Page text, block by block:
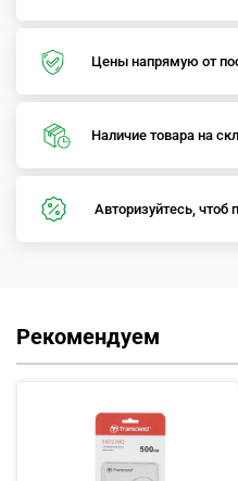
Цены напрямую от
Наличие товара на
Авторизуйтесь, чтоб
Рекомендуем